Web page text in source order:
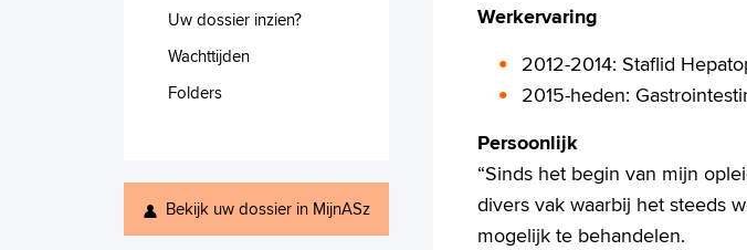
Uw dossier inzien?
Wachttijden
Folders
Bekijk uw dossier in MijnASz
Werkervaring
2012-2014: Staflid
2015-heden:
Persoonlijk
“Sinds het begin van mijn
divers vak waarbij het steeds
mogelijk te behandelen.